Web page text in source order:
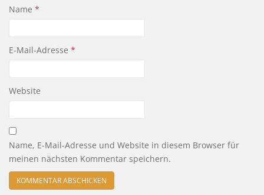
Name *
E-Mail-Adresse *
Website
Name, E-Mail-Adresse und Website in diesem Browser für
meinen nächsten Kommentar speichern.